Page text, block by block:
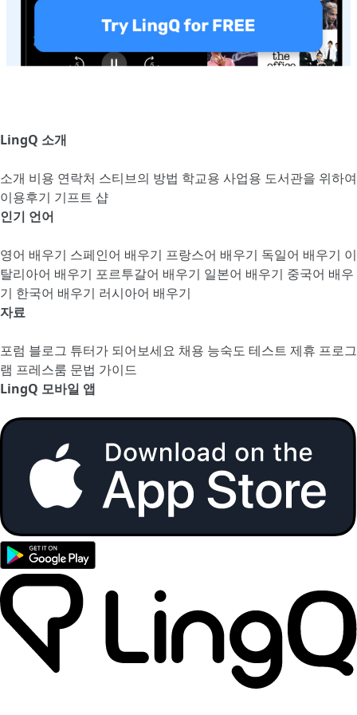
LingQ 소개
소개 비용 연락처 스티브의 방법 학교용 사업용 도서관을 위하여
이용후기 기프트 샵
인기 언어
영어 배우기 스페인어 배우기 프랑스어 배우기 독일어 배우기 이
탈리아어 배우기 포르투갈어 배우기 일본어 배우기 중국어 배우
기 한국어 배우기 러시아어 배우기
자료
포럼 블로그 튜터가 되어보세요 채용 능숙도 테스트 제휴 프로그
램 프레스룸 문법 가이드
LingQ 모바일 앱